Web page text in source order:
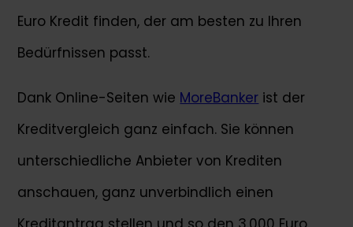
Euro Kredit finden, der am besten zu Ihren
Bedürfnissen passt.
Dank Online-Seiten wie MoreBanker ist der
Kreditvergleich ganz einfach. Sie können
unterschiedliche Anbieter von Krediten
anschauen, ganz unverbindlich einen